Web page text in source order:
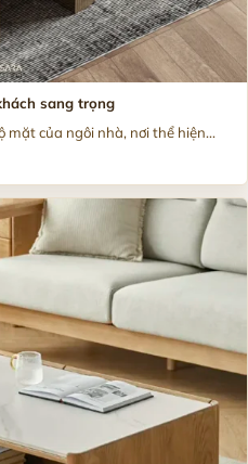
sang trọng
mặt của ngôi nhà, nơi thể hiện...